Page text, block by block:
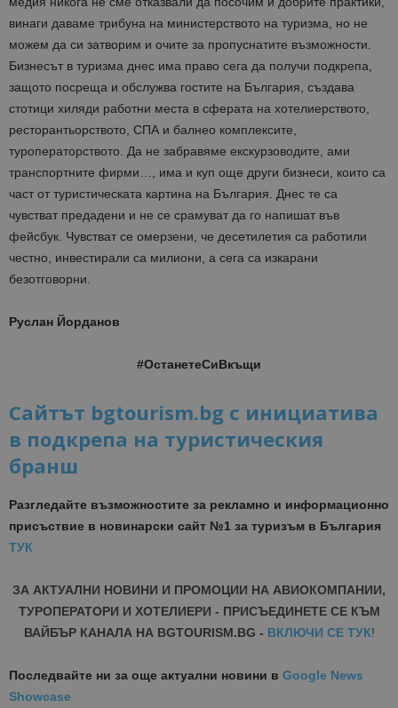
винаги даваме трибуна на министерството на туризма, но не
можем да си затворим и очите за пропуснатите възможности.
Бизнесът в туризма днес има право сега да получи подкрепа,
защото посреща и обслужва гостите на България, създава
стотици хиляди работни места в сферата на хотелиерството,
ресторантьорството, СПА и балнео комплексите,
туроператорството. Да не забравяме екскурзоводите, ами
транспортните фирми…, има и куп още други бизнеси, които са
част от туристическата картина на България. Днес те са
чувстват предадени и не се срамуват да го напишат във
фейсбук. Чувстват се омерзени, че десетилетия са работили
честно, инвестирали са милиони, а сега са изкарани
безотговорни.
Руслан Йорданов
#ОстанетеСиВкъщи
Сайтът bgtourism.bg с инициатива
в подкрепа на туристическия
бранш
Разгледайте възможностите за рекламно и информационно
присъствие в новинарски сайт №1 за туризъм в България
ТУК
ЗА АКТУАЛНИ НОВИНИ И ПРОМОЦИИ НА АВИОКОМПАНИИ,
ТУРОПЕРАТОРИ И ХОТЕЛИЕРИ - ПРИСЪЕДИНЕТЕ СЕ КЪМ
ВАЙБЪР КАНАЛА НА BGTOURISM.BG - ВКЛЮЧИ СЕ ТУК!
Последвайте ни за още актуални новини в Google News
Showcase